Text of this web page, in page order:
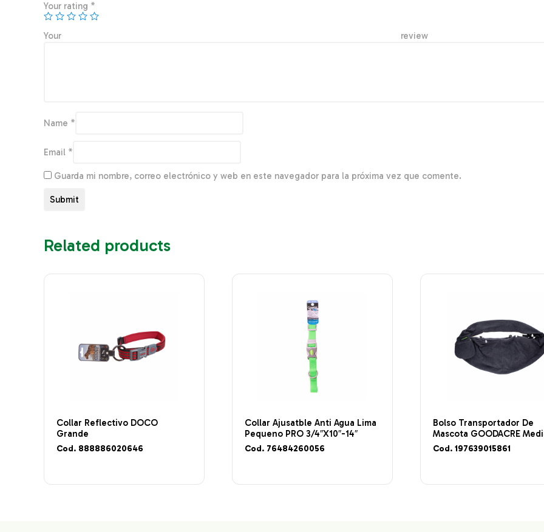
Your rating *
Your
Name *
Email *
Guarda mi nombre, correo electrónico y web en este navegador para la próxima vez que comente.
Related products
Collar Reflectivo DOCO
Grande
Cod. 888886020646
Collar Ajusatble Anti Agua Lima
Pequeno PRO 3/4″X10″-14″
Cod. 76484260056
Bolso Transportador De
Mascota GOODACRE
Cod. 197639015861